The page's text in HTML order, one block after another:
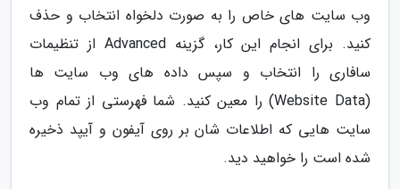
وب سایت های خاص را به صورت دلخواه انتخاب و حذف
کنید. برای انجام این کار، گزینه Advanced از تنظیمات
سافاری را انتخاب و سپس داده های وب سایت ها
(Website Data) را معین کنید. شما فهرستی از تمام وب
سایت هایی که اطلاعات شان بر روی آیفون و آیپد ذخیره
شده است را خواهید دید.